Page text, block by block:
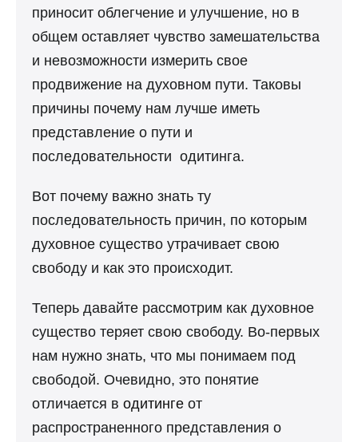
приносит облегчение и улучшение, но в
общем оставляет чувство замешательства
и невозможности измерить свое
продвижение на духовном пути. Таковы
причины почему нам лучше иметь
представление о пути и
последовательности одитинга.
Вот почему важно знать ту
последовательность причин, по которым
духовное существо утрачивает свою
свободу и как это происходит.
Теперь давайте рассмотрим как духовное
существо теряет свою свободу. Во-первых
нам нужно знать, что мы понимаем под
свободой. Очевидно, это понятие
отличается в одитинге от
распространенного представления о